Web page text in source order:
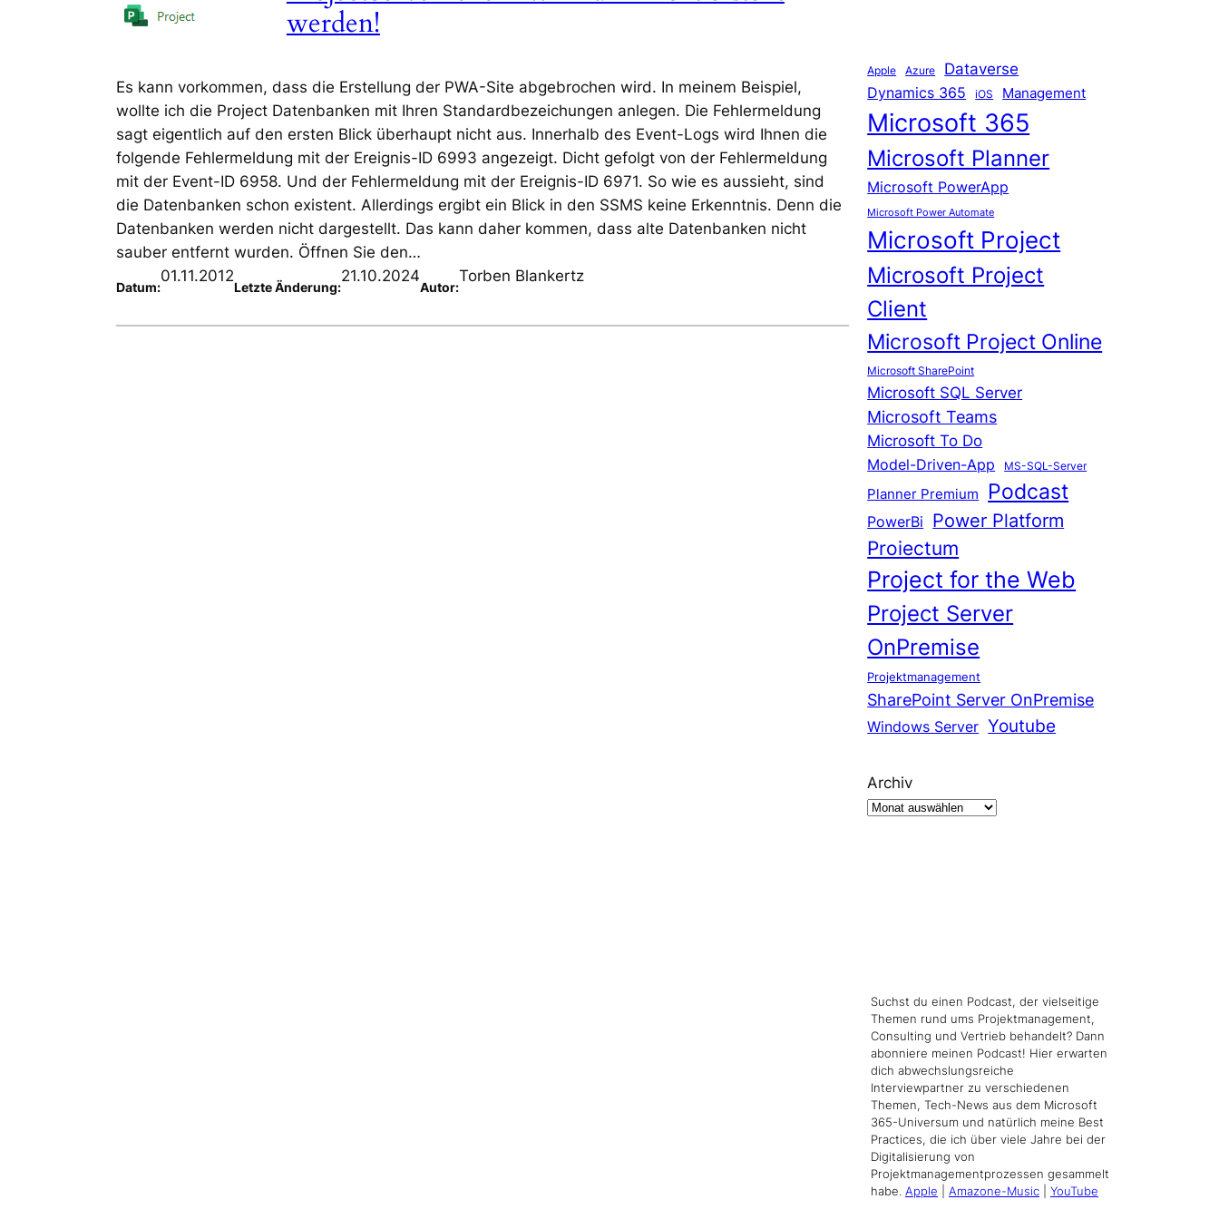
werden!
Es kann vorkommen, dass die Erstellung der PWA-Site abgebrochen wird. In meinem Beispiel,
wollte ich die Project Datenbanken mit Ihren Standardbezeichungen anlegen. Die Fehlermeldung
sagt eigentlich auf den ersten Blick überhaupt nicht aus. Innerhalb des Event-Logs wird Ihnen die
folgende Fehlermeldung mit der Ereignis-ID 6993 angezeigt. Dicht gefolgt von der Fehlermeldung
mit der Event-ID 6958. Und der Fehlermeldung mit der Ereignis-ID 6971. So wie es aussieht, sind
die Datenbanken schon existent. Allerdings ergibt ein Blick in den SSMS keine Erkenntnis. Denn die
Datenbanken werden nicht dargestellt. Das kann daher kommen, dass alte Datenbanken nicht
sauber entfernt wurden. Öffnen Sie den…
Datum:
01.11.2012
Letzte Änderung:
21.10.2024
Autor:
Torben Blankertz
Apple Azure Dataverse
Dynamics 365 iOS Management
Microsoft 365
Microsoft Planner
Microsoft PowerApp
Microsoft Power Automate
Microsoft Project
Microsoft Project
Client
Microsoft Project Online
Microsoft SharePoint
Microsoft SQL Server
Microsoft Teams
Microsoft To Do
Model-Driven-App MS-SQL-Server
Planner Premium Podcast
PowerBi Power Platform
Proiectum
Project for the Web
Project Server
OnPremise
Projektmanagement
SharePoint Server OnPremise
Windows Server Youtube
Archiv
Suchst du einen Podcast, der vielseitige
Themen rund ums Projektmanagement,
Consulting und Vertrieb behandelt? Dann
abonniere meinen Podcast! Hier erwarten
dich abwechslungsreiche
Interviewpartner zu verschiedenen
Themen, Tech-News aus dem Microsoft
365-Universum und natürlich meine Best
Practices, die ich über viele Jahre bei der
Digitalisierung von
Projektmanagementprozessen gesammelt
habe. Apple Amazone-Music YouTube